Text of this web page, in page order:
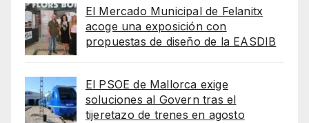
El Mercado Municipal de Felanitx
acoge una exposición con
propuestas de diseño de la EASDIB
El PSOE de Mallorca exige
soluciones al Govern tras el
tijeretazo de trenes en agosto